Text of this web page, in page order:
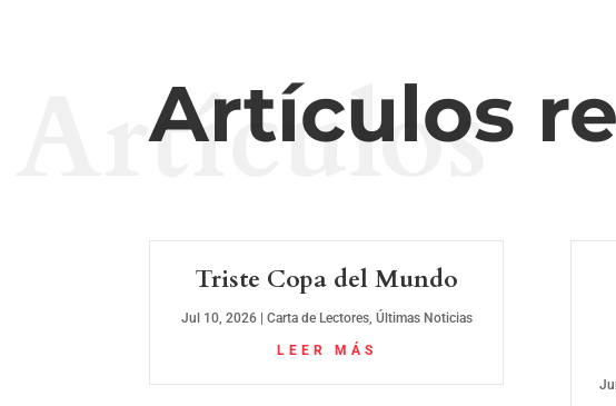
Artículos
Artículos
Triste Copa del Mundo
Jul 10, 2026| Carta de Lectores, Últimas Noticias
LEER MÁS